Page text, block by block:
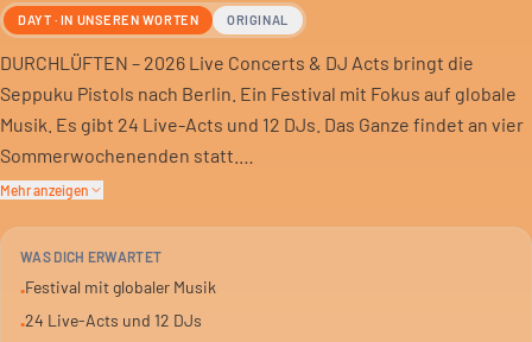
DAYT · IN UNSEREN WORTEN ORIGINAL
DURCHLÜFTEN – 2026 Live Concerts & DJ Acts bringt die
Seppuku Pistols nach Berlin. Ein Festival mit Fokus auf globale
Musik. Es gibt 24 Live-Acts und 12 DJs. Das Ganze findet an vier
Sommerwochenenden statt.
entspannter Atmosphäre suchen. Ein Termin im Sommer 2026,
den man sich merken sollte.
Mehr anzeigen
WAS DICH ERWARTET
•Festival mit globaler Musik
•24 Live-Acts und 12 DJs